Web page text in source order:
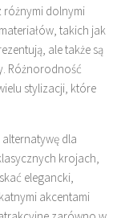
różnymi dolnymi
takich jak
ale także są
Różnorodność
stylizacji, które
dla
krojach,
elegancki,
akcentami